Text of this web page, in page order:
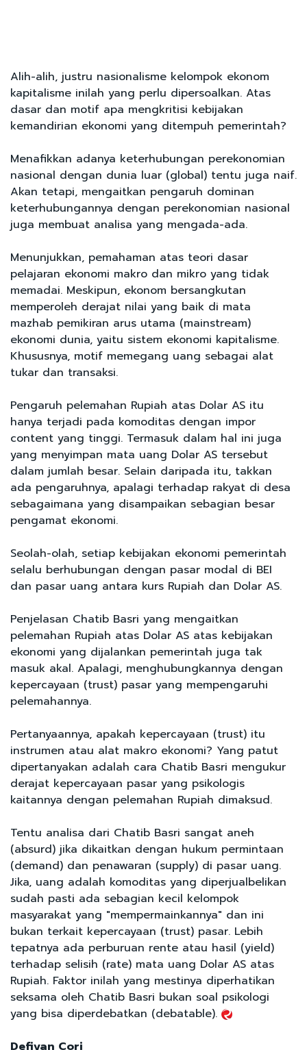
Alih-alih, justru nasionalisme kelompok ekonom
kapitalisme inilah yang perlu dipersoalkan. Atas
dasar dan motif apa mengkritisi kebijakan
kemandirian ekonomi yang ditempuh pemerintah?
Menafikkan adanya keterhubungan perekonomian
nasional dengan dunia luar (global) tentu juga naif.
Akan tetapi, mengaitkan pengaruh dominan
keterhubungannya dengan perekonomian nasional
juga membuat analisa yang mengada-ada.
Menunjukkan, pemahaman atas teori dasar
pelajaran ekonomi makro dan mikro yang tidak
memadai. Meskipun, ekonom bersangkutan
memperoleh derajat nilai yang baik di mata
mazhab pemikiran arus utama (mainstream)
ekonomi dunia, yaitu sistem ekonomi kapitalisme.
Khususnya, motif memegang uang sebagai alat
tukar dan transaksi.
Pengaruh pelemahan Rupiah atas Dolar AS itu
hanya terjadi pada komoditas dengan impor
content yang tinggi. Termasuk dalam hal ini juga
yang menyimpan mata uang Dolar AS tersebut
dalam jumlah besar. Selain daripada itu, takkan
ada pengaruhnya, apalagi terhadap rakyat di desa
sebagaimana yang disampaikan sebagian besar
pengamat ekonomi.
Seolah-olah, setiap kebijakan ekonomi pemerintah
selalu berhubungan dengan pasar modal di BEI
dan pasar uang antara kurs Rupiah dan Dolar AS.
Penjelasan Chatib Basri yang mengaitkan
pelemahan Rupiah atas Dolar AS atas kebijakan
ekonomi yang dijalankan pemerintah juga tak
masuk akal. Apalagi, menghubungkannya dengan
kepercayaan (trust) pasar yang mempengaruhi
pelemahannya.
Pertanyaannya, apakah kepercayaan (trust) itu
instrumen atau alat makro ekonomi? Yang patut
dipertanyakan adalah cara Chatib Basri mengukur
derajat kepercayaan pasar yang psikologis
kaitannya dengan pelemahan Rupiah dimaksud.
Tentu analisa dari Chatib Basri sangat aneh
(absurd) jika dikaitkan dengan hukum permintaan
(demand) dan penawaran (supply) di pasar uang.
Jika, uang adalah komoditas yang diperjualbelikan
sudah pasti ada sebagian kecil kelompok
masyarakat yang "mempermainkannya" dan ini
bukan terkait kepercayaan (trust) pasar. Lebih
tepatnya ada perburuan rente atau hasil (yield)
terhadap selisih (rate) mata uang Dolar AS atas
Rupiah. Faktor inilah yang mestinya diperhatikan
seksama oleh Chatib Basri bukan soal psikologi
yang bisa diperdebatkan (debatable).
Defiyan Cori